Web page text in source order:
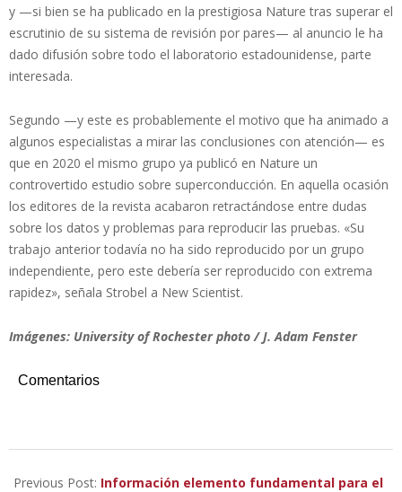
y —si bien se ha publicado en la prestigiosa Nature tras superar el
escrutinio de su sistema de revisión por pares— al anuncio le ha
dado difusión sobre todo el laboratorio estadounidense, parte
interesada.
Segundo —y este es probablemente el motivo que ha animado a
algunos especialistas a mirar las conclusiones con atención— es
que en 2020 el mismo grupo ya publicó en Nature un
controvertido estudio sobre superconducción. En aquella ocasión
los editores de la revista acabaron retractándose entre dudas
sobre los datos y problemas para reproducir las pruebas. «Su
trabajo anterior todavía no ha sido reproducido por un grupo
independiente, pero este debería ser reproducido con extrema
rapidez», señala Strobel a New Scientist.
Imágenes: University of Rochester photo / J. Adam Fenster
Comentarios
03-
Previous Post: Información elemento fundamental para el